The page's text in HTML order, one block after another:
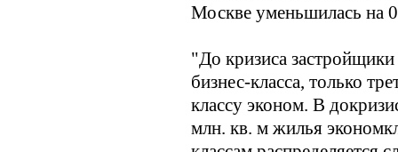
Москве уменьшилась на
"До кризиса
бизнес-класса, только
классу эконом. В
млн. кв. м жилья